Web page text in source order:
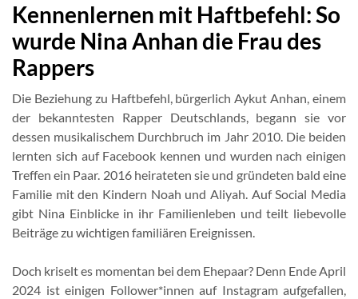
Kennenlernen mit Haftbefehl: So
wurde Nina Anhan die Frau des
Rappers
Die Beziehung zu Haftbefehl, bürgerlich Aykut Anhan, einem
der bekanntesten Rapper Deutschlands, begann sie vor
dessen musikalischem Durchbruch im Jahr 2010. Die beiden
lernten sich auf Facebook kennen und wurden nach einigen
Treffen ein Paar. 2016 heirateten sie und gründeten bald eine
Familie mit den Kindern Noah und Aliyah. Auf Social Media
gibt Nina Einblicke in ihr Familienleben und teilt liebevolle
Beiträge zu wichtigen familiären Ereignissen.
Doch kriselt es momentan bei dem Ehepaar? Denn Ende April
2024 ist einigen Follower*innen auf Instagram aufgefallen,